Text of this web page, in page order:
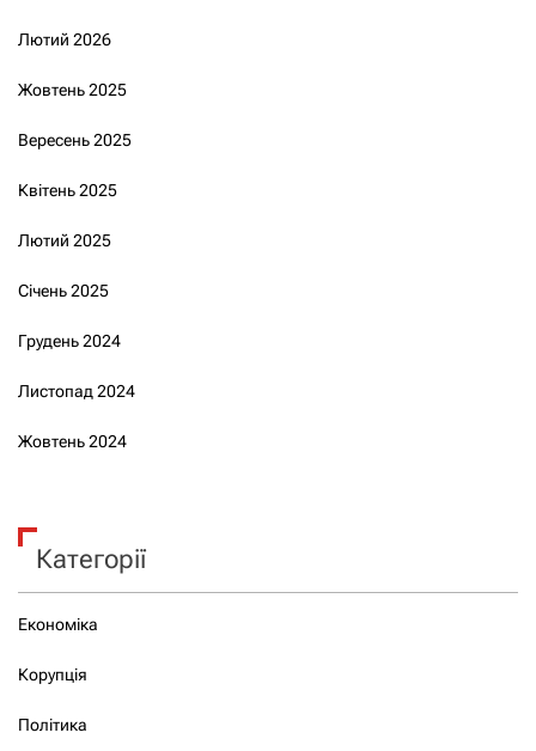
Лютий 2026
Жовтень 2025
Вересень 2025
Квітень 2025
Лютий 2025
Січень 2025
Грудень 2024
Листопад 2024
Жовтень 2024
Категорії
Економіка
Корупція
Політика